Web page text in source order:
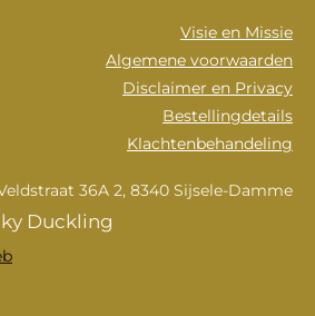
Visie en Missie
Algemene voorwaarden
Disclaimer en Privacy
Bestellingdetails
Klachtenbehandeling
36A 2, 8340 Sijsele-Damme
Duckling